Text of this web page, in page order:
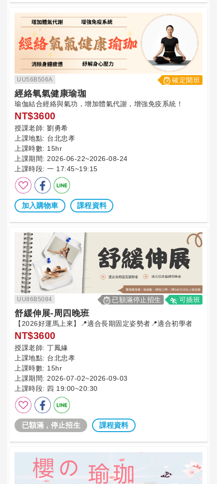
UU56B506A 確定開班
經絡氧氣健康瑜珈
瑜伽結合經絡與氣功，增加體氣代謝，增強免疫系統！
NT$3600
授課老師: 劉勇希
上課地點: 台北忠孝
上課時數: 15hr
上課期間: 2026-06-22~2026-08-24
上課時段: 一 17:45~19:15
加入購物車 課程資料
UU86B5084 可插班
已額滿停止招生
舒緩伸展-周四晚班
【2026好運馬上來】📍適合長期固定姿勢者📍適合初學者
NT$3600
授課老師: 丁鳳緣
上課地點: 台北忠孝
上課時數: 15hr
上課期間: 2026-07-02~2026-09-03
上課時段: 四 19:00~20:30
已額滿，停止招生 課程資料